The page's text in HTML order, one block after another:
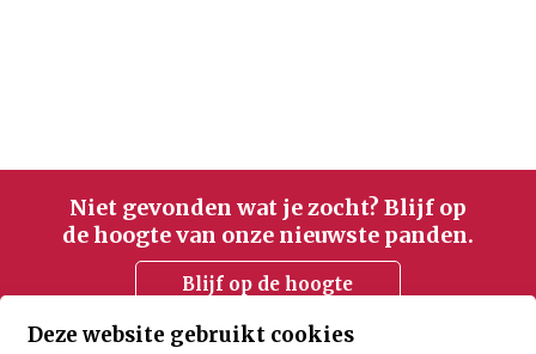
Niet gevonden wat je zocht? Blijf op
de hoogte van onze nieuwste panden.
Blijf op de hoogte
Deze website gebruikt cookies